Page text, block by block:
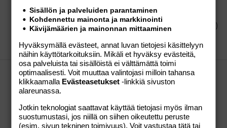
Piti äitinä kanssa mennä, mutta hän perui joten
pohdin tässä nyt lähtöä kahden tuon pienemmän
vilpertin kanssa... Sarjassamme tyhmät kysymykset ;)
Aihe vapaa
Ripsienpidennys, ihan pieleen!!!
Olin ekan kerran huollossa ripsienpidennyksien
kanssa ja näistä tuli aivan järkyttävät, en tosiaan voi
olla näiden joka suuntaan sojottavien kauhistuksien
kanssa 4 viikkoa. Mitä hittoa teen? Ripset on mulle
tosi tärkeät, jo ennen pidennyksiä tauvutin ne joka
Sisällön ja palveluiden parantaminen
Kohdennettu mainonta ja markkinointi
Kävijämäärien ja mainonnan mittaaminen
Hyväksymällä evästeet, annat luvan tietojesi käsittelyyn
näihin käyttötarkoituksiin. Mikäli et hyväksy evästeitä,
osa palveluista tai sisällöistä ei välttämättä toimi
optimaalisesti. Voit muuttaa valintojasi milloin tahansa
klikkaamalla Evästeasetukset -linkkiä sivuston
alareunassa.
Jotkin teknologiat saattavat käyttää tietojasi myös ilman
suostumustasi, jos niillä on siihen oikeutettu peruste
(esim. sivun tekninen toimivuus). Voit vastustaa tätä tai